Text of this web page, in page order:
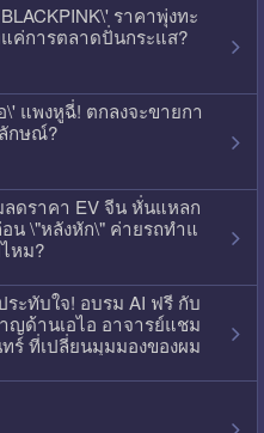
ราคาพุ่งทะ
ค่การตลาดปั่นกระแส?
\' แพงหูฉี่! ตกลงจะขายกา
กษณ์?
ดราคา EV จีน หั่นแหลก
น \"หลังหัก\" ค่ายรถทำแ
หม?
ะทับใจ! อบรม AI ฟรี กับ
ญด้านเอไอ อาจารย์แชม
ร์ ที่เปลี่ยนมุมมองของผม